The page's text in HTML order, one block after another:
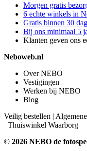
Morgen gratis
6 echte winkels in
Gratis binnen 30
Bij ons minimaal 5
Klanten geven ons
Neboweb.nl
Over NEBO
Vestigingen
Werken bij NEBO
Blog
Veilig bestellen |
Thuiswinkel Waarborg
© 2026 NEBO de